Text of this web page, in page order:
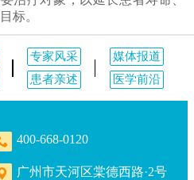
标。
专家风采
媒体报道
患者亲述 医学前沿
400-668-0120
广州市天河区棠德西路·2号